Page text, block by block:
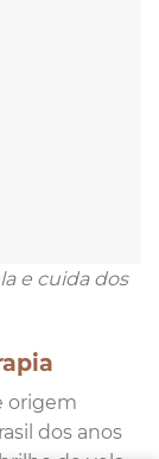
e cuida dos
origem
dos anos